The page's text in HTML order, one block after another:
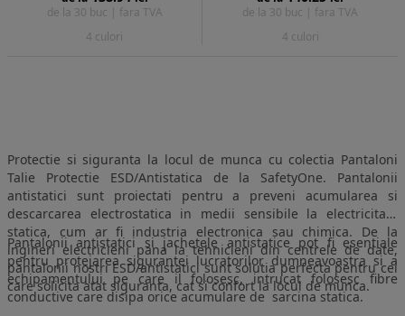
de la 30 buc | fara TVA
4 culori
de la 30 buc | fara TVA
4 culori
Protectie si siguranta la locul de munca cu colectia Pantaloni
Talie Protectie ESD/Antistatica de la SafetyOne. Pantalonii
antistatici sunt proiectati pentru a preveni acumularea si
descarcarea electrostatica in medii sensibile la electricitate
statica, cum ar fi industria electronica sau chimica. De la
ingineri electricieni pana la tehnicieni din centrele de date,
pantalonii nostri ESD/antistatici sunt solutia perfecta pentru cei
care solicita atat siguranta, cat si confort la locul de munca.
Pantalonii antistatici si jachetele antistatice pot fi esentiale
pentru protejarea sigurantei lucratorilor dumneavoastra si a
echipamentului pe care il folosesc, intrucat folosesc fibre
conductive care disipa orice acumulare de sarcina statica.